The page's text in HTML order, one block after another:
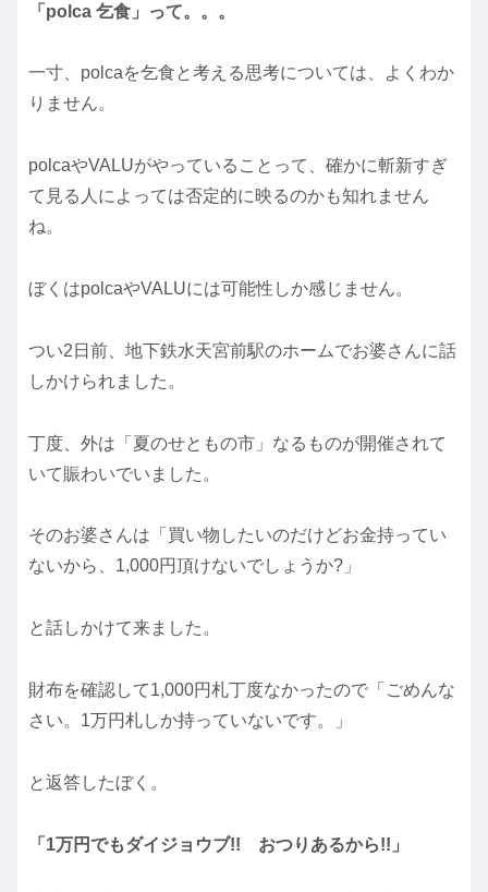
「polca 乞食」って。。。
一寸、polcaを乞食と考える思考については、よくわか
りません。
polcaやVALUがやっていることって、確かに斬新すぎ
て見る人によっては否定的に映るのかも知れません
ね。
ぼくはpolcaやVALUには可能性しか感じません。
つい2日前、地下鉄水天宮前駅のホームでお婆さんに話
しかけられました。
丁度、外は「夏のせともの市」なるものが開催されて
いて賑わいでいました。
そのお婆さんは「買い物したいのだけどお金持ってい
ないから、1,000円頂けないでしょうか?」
と話しかけて来ました。
財布を確認して1,000円札丁度なかったので「ごめんな
さい。1万円札しか持っていないです。」
と返答したぼく。
「1万円でもダイジョウブ!! おつりあるから!!」